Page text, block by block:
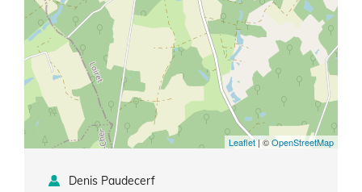
Leaflet| ©OpenStreetMap
Denis Paudecerf